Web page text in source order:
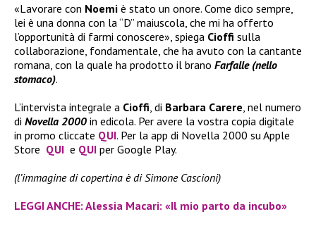
«Lavorare con Noemi è stato un onore. Come dico sempre,
lei è una donna con la “D” maiuscola, che mi ha offerto
l’opportunità di farmi conoscere», spiega Cioffi sulla
collaborazione, fondamentale, che ha avuto con la cantante
romana, con la quale ha prodotto il brano Farfalle (nello
stomaco).
L’intervista integrale a Cioffi , di Barbara Carere , nel numero
di Novella 2000 in edicola. Per avere la vostra copia digitale
in promo cliccate QUI. Per la app di Novella 2000 su Apple
Store QUI e QUI per Google Play.
(l’immagine di copertina è di Simone Cascioni)
LEGGI ANCHE: Alessia Macari: «Il mio parto da incubo»